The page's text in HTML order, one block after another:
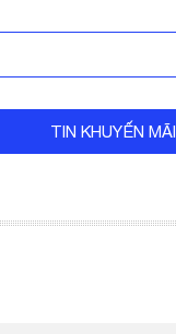
TIN KHUYẾN MÃI